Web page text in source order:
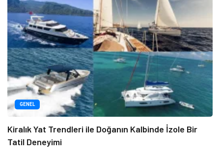
GENEL
Kiralık Yat Trendleri ile Doğanın Kalbinde İzole Bir
Tatil Deneyimi